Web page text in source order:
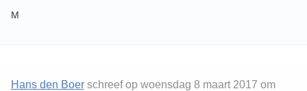
M
Hans den Boerschreef op woensdag 8 maart 2017 om